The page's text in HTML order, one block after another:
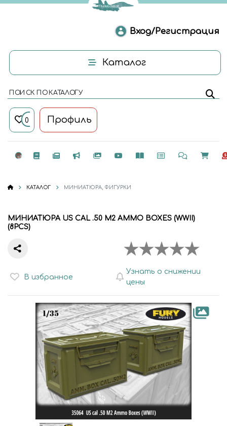
Вход/Регистрация
Каталог
ПОИСК ПО КАТАЛОГУ
0 Профиль
КАТАЛОГ МИНИАТЮРА, ФИГУРКИ
МИНИАТЮРА US CAL .50 M2 AMMO BOXES (WWII)
(8PCS)
В избранное
Узнать о снижении
цены